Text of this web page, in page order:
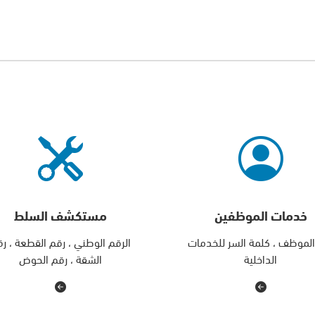
خدمات الموظفين
، كلمة السر للخدمات
الداخلية
مستكشف السلط
الرقم الوطني ، رقم القطعة ،
الشقة ، رقم الحوض